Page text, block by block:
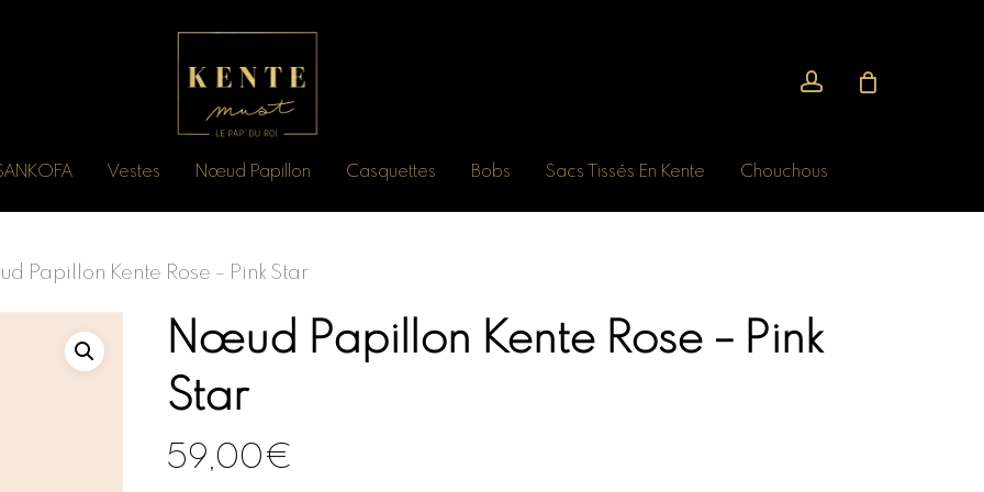
Vestes Nœud Papillon Casquettes Bobs Sacs Tissés En Kente Chouchous
Papillon Kente Rose – Pink Star
Nœud Papillon Kente Rose – Pink
Star
59,00€